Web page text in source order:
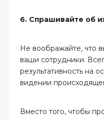
6. Спрашивайте об
Не воображайте, что
ваши сотрудники.
результативность на
видении
Вместо того, чтобы